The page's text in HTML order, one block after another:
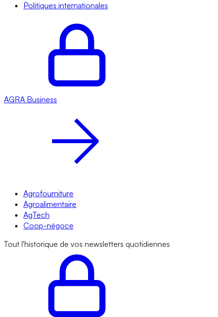
Politiques internationales
AGRA Business
Agrofourniture
Agroalimentaire
AgTech
Coop-négoce
Tout l'historique de vos newsletters quotidiennes